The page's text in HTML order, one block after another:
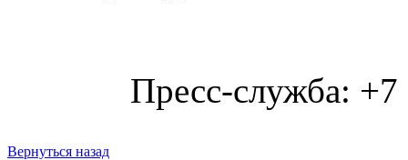
Пресс-служба:
Вернуться назад